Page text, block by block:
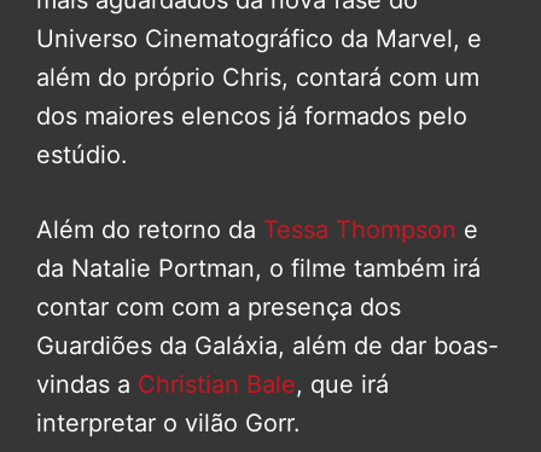
Universo Cinematográfico da Marvel, e
além do próprio Chris, contará com um
dos maiores elencos já formados pelo
estúdio.
Além do retorno da Tessa Thompson e
da Natalie Portman, o filme também irá
contar com com a presença dos
Guardiões da Galáxia, além de dar boas-
vindas a Christian Bale, que irá
interpretar o vilão Gorr.